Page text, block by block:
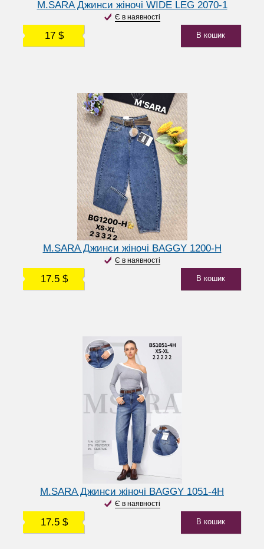
M.SARA Джинси жіночі WIDE LEG 2070-1
Є в наявності
17 $ В кошик
M.SARA Джинси жіночі BAGGY 1200-H
Є в наявності
17.5 $ В кошик
M.SARA Джинси жіночі BAGGY 1051-4H
Є в наявності
17.5 $ В кошик